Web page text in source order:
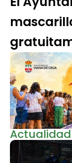
Actualidad